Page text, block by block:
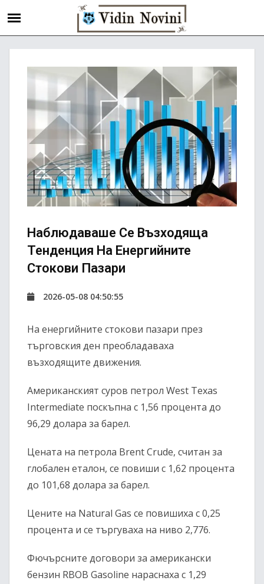
Наблюдаваше Се Възходяща
Тенденция На Енергийните
Стокови Пазари
2026-05-08 04:50:55
На енергийните стокови пазари през
търговския ден преобладаваха
възходящите движения.
Американският суров петрол West Texas
Intermediate поскъпна с 1,56 процента до
96,29 долара за барел.
Цената на петрола Brent Crude, считан за
глобален еталон, се повиши с 1,62 процента
до 101,68 долара за барел.
Цените на Natural Gas се повишиха с 0,25
процента и се търгуваха на ниво 2,776.
Фючърсните договори за американски
бензин RBOB Gasoline нараснаха с 1,29